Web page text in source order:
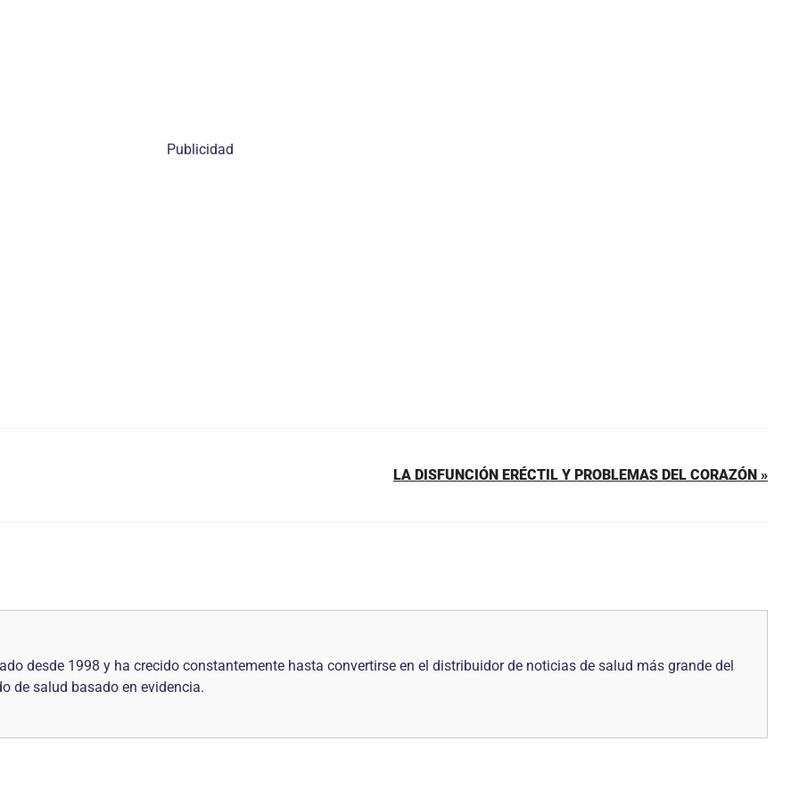
Publicidad
LA DISFUNCIÓN ERÉCTIL Y PROBLEMAS DEL CORAZÓN »
desde 1998 y ha crecido constantemente hasta convertirse en el distribuidor de noticias de salud más grande del
de salud basado en evidencia.